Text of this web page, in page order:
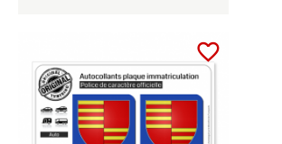
favorite_border